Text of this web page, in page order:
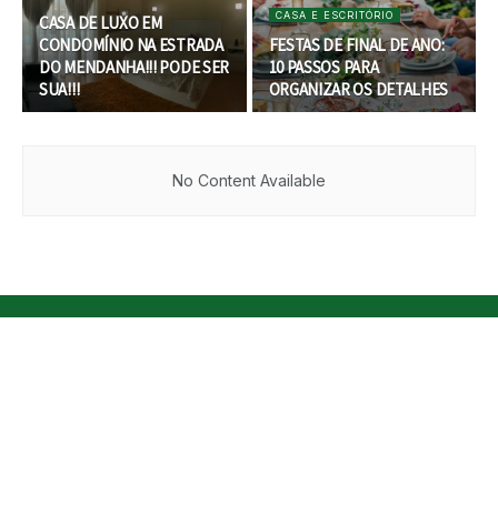
CASA DE LUXO EM
CONDOMÍNIO NA ESTRADA
DO MENDANHA!!! PODE SER
SUA!!!
CASA E ESCRITÓRIO
FESTAS DE FINAL DE ANO:
10 PASSOS PARA
ORGANIZAR OS DETALHES
No Content Available